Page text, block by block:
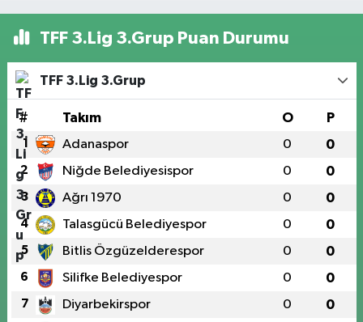
TFF 3.Lig 3.Grup Puan Durumu
TFF 3.Lig 3.Grup
# Takım O P
1 Adanaspor 0 0
2 Niğde Belediyesispor 0 0
3 Ağrı 1970 0 0
4 Talasgücü Belediyespor 0 0
5 Bitlis Özgüzelderespor 0 0
6 Silifke Belediyespor 0 0
7 Diyarbekirspor 0 0